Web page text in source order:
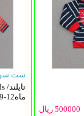
ست
my kids /تایلند
9-12ماه
500000 ریال